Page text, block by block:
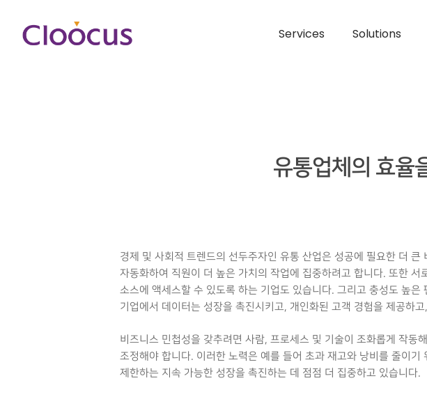
Services Solutions
유통업체의 효율
경제 및 사회적 트렌드의 선두주자인 유통 산업은 성공에 필요한 더
자동화하여 직원이 더 높은 가치의 작업에 집중하려고 합니다. 또한
소스에 액세스할 수 있도록 하는 기업도 있습니다. 그리고 충성도 높
기업에서 데이터는 성장을 촉진시키고, 개인화된 고객 경험을 제공하
비즈니스 민첩성을 갖추려면 사람, 프로세스 및 기술이 조화롭게 작
조정해야 합니다. 이러한 노력은 예를 들어 초과 재고와 낭비를 줄이
제한하는 지속 가능한 성장을 촉진하는 데 점점 더 집중하고 있습니다.